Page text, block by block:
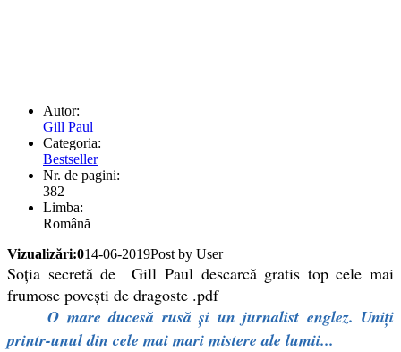
Autor:
Gill Paul
Categoria:
Bestseller
Nr. de pagini:
382
Limba:
Română
Vizualizări:014-06-2019Post by User
Soția secretă de Gill Paul descarcă gratis top cele mai
frumose povești de dragoste .pdf
O mare ducesă rusă și un jurnalist englez. Uniți
printr-unul din cele mai mari mistere ale lumii...